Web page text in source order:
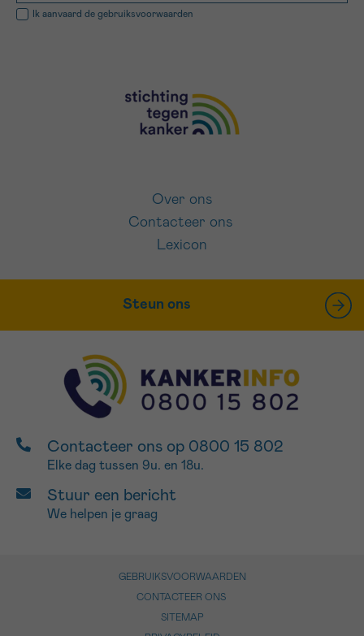
Ik aanvaard de gebruiksvoorwaarden
Over ons
Contacteer ons
Lexicon
Steun ons
Contacteer ons op 0800 15 802
Elke dag tussen 9u. en 18u.
Stuur een bericht
We helpen je graag
GEBRUIKSVOORWAARDEN
CONTACTEER ONS
SITEMAP